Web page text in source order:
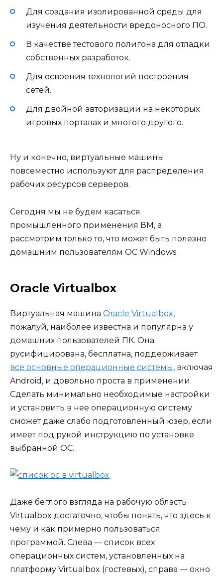
Для создания изолированной среды для
изучения деятельности вредоносного ПО.
В качестве тестового полигона для отладки
собственных разработок.
Для освоения технологий построения
сетей.
Для двойной авторизации на некоторых
игровых порталах и многого другого.
Ну и конечно, виртуальные машины
повсеместно используют для распределения
рабочих ресурсов серверов.
Сегодня мы не будем касаться
промышленного применения ВМ, а
рассмотрим только то, что может быть полезно
домашним пользователям ОС Windows.
Oracle Virtualbox
Виртуальная машина Oracle Virtualbox,
пожалуй, наиболее известна и популярна у
домашних пользователей ПК. Она
русифицирована, бесплатна, поддерживает
все основные операционные системы, включая
Android, и довольно проста в применении.
Сделать минимально необходимые настройки
и установить в нее операционную систему
сможет даже слабо подготовленный юзер, если
имеет под рукой инструкцию по установке
выбранной ОС.
Даже беглого взгляда на рабочую область
Virtualbox достаточно, чтобы понять, что здесь к
чему и как примерно пользоваться
программой. Слева — список всех
операционных систем, установленных на
платформу Virtualbox (гостевых), справа — окно